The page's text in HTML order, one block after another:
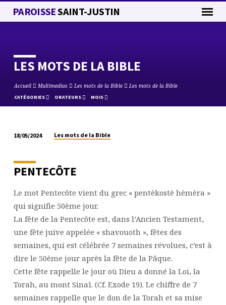
PAROISSESAINT-JUSTIN
LES MOTS DE LA BIBLE
Accueil Multimedias Les mots de la Bible Les mots de la Bible
CATÉGORIES ORATEURS MOIS
MOTS
DE
BIBLE
18/05/2024 Les mots de la Bible
PENTECÔTE
Le mot Pentecôte vient du grec « pentèkostè hèmèra »
qui signifie 50ème jour.
La fête de la Pentecôte est, dans l’Ancien Testament,
une fête juive appelée « shavouoth », fêtes des
semaines, qui est célébrée 7 semaines révolues, c’est à
dire le 50ème jour après la fête de la Pâque.
Cette fête rappelle le jour où Dieu a donné la Loi, la
Torah, au mont Sinaï. (Cf. Exode 19). Le chiffre de 7
semaines rappelle que le don de la Torah et sa mise